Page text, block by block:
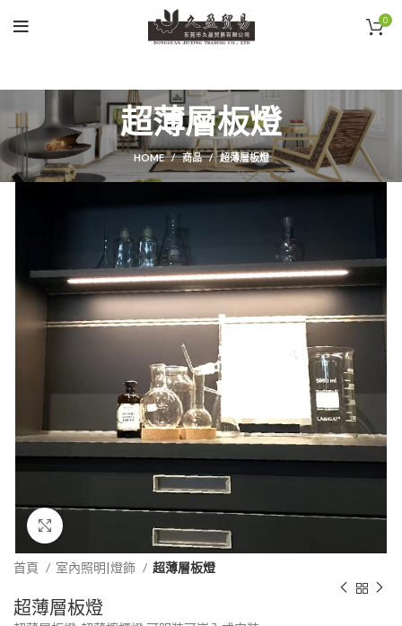
0
超薄層板燈
HOME 商品 超薄層板燈
首頁 室內照明|燈飾 超薄層板燈
超薄層板燈